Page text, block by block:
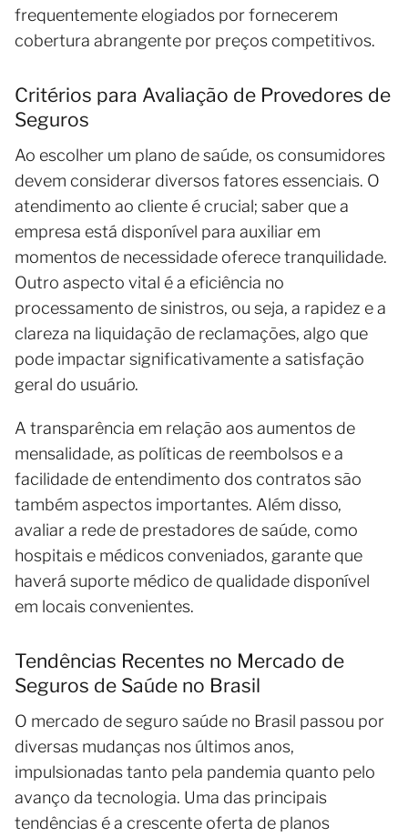
frequentemente elogiados por fornecerem
cobertura abrangente por preços competitivos.
Critérios para Avaliação de Provedores de
Seguros
Ao escolher um plano de saúde, os consumidores
devem considerar diversos fatores essenciais. O
atendimento ao cliente é crucial; saber que a
empresa está disponível para auxiliar em
momentos de necessidade oferece tranquilidade.
Outro aspecto vital é a eficiência no
processamento de sinistros, ou seja, a rapidez e a
clareza na liquidação de reclamações, algo que
pode impactar significativamente a satisfação
geral do usuário.
A transparência em relação aos aumentos de
mensalidade, as políticas de reembolsos e a
facilidade de entendimento dos contratos são
também aspectos importantes. Além disso,
avaliar a rede de prestadores de saúde, como
hospitais e médicos conveniados, garante que
haverá suporte médico de qualidade disponível
em locais convenientes.
Tendências Recentes no Mercado de
Seguros de Saúde no Brasil
O mercado de seguro saúde no Brasil passou por
diversas mudanças nos últimos anos,
impulsionadas tanto pela pandemia quanto pelo
avanço da tecnologia. Uma das principais
tendências é a crescente oferta de planos